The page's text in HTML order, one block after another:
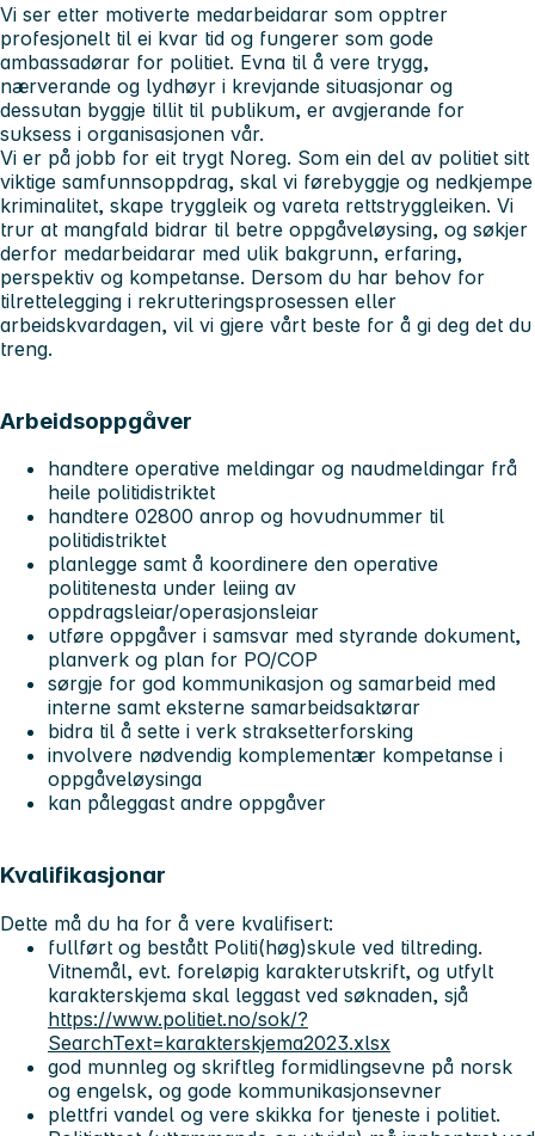
Vi ser etter motiverte medarbeidarar som opptrer
profesjonelt til ei kvar tid og fungerer som gode
ambassadørar for politiet. Evna til å vere trygg,
nærverande og lydhøyr i krevjande situasjonar og
dessutan byggje tillit til publikum, er avgjerande for
suksess i organisasjonen vår.
Vi er på jobb for eit trygt Noreg. Som ein del av politiet sitt
viktige samfunnsoppdrag, skal vi førebyggje og nedkjempe
kriminalitet, skape tryggleik og vareta rettstryggleiken. Vi
trur at mangfald bidrar til betre oppgåveløysing, og søkjer
derfor medarbeidarar med ulik bakgrunn, erfaring,
perspektiv og kompetanse. Dersom du har behov for
tilrettelegging i rekrutteringsprosessen eller
arbeidskvardagen, vil vi gjere vårt beste for å gi deg det du
treng.
Arbeidsoppgåver
handtere operative meldingar og naudmeldingar frå
heile politidistriktet
handtere 02800 anrop og hovudnummer til
politidistriktet
planlegge samt å koordinere den operative
polititenesta under leiing av
oppdragsleiar/operasjonsleiar
utføre oppgåver i samsvar med styrande dokument,
planverk og plan for PO/COP
sørgje for god kommunikasjon og samarbeid med
interne samt eksterne samarbeidsaktørar
bidra til å sette i verk straksetterforsking
involvere nødvendig komplementær kompetanse i
oppgåveløysinga
kan påleggast andre oppgåver
Kvalifikasjonar
Dette må du ha for å vere kvalifisert:
fullført og bestått Politi(høg)skule ved tiltreding.
Vitnemål, evt. foreløpig karakterutskrift, og utfylt
karakterskjema skal leggast ved søknaden, sjå
https://www.politiet.no/sok/?
SearchText=karakterskjema2023.xlsx
god munnleg og skriftleg formidlingsevne på norsk
og engelsk, og gode kommunikasjonsevner
plettfri vandel og vere skikka for tjeneste i politiet.